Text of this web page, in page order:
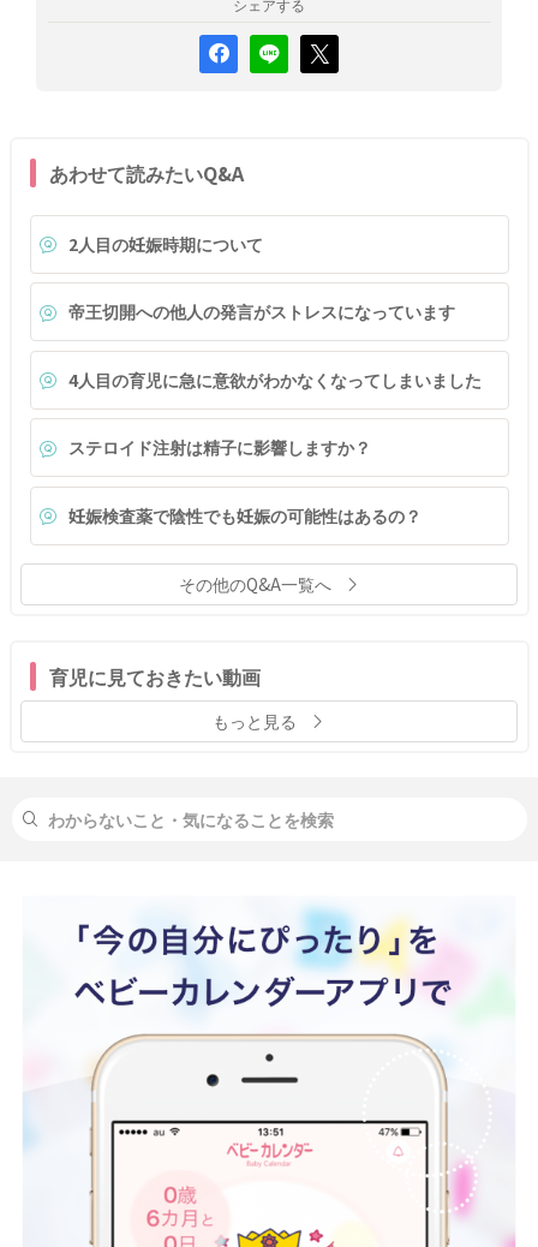
シェアする
あわせて読みたいQ&A
2人目の妊娠時期について
帝王切開への他人の発言がストレスになっています
4人目の育児に急に意欲がわかなくなってしまいました
ステロイド注射は精子に影響しますか？
妊娠検査薬で陰性でも妊娠の可能性はあるの？
その他のQ&A一覧へ
育児に見ておきたい動画
もっと見る